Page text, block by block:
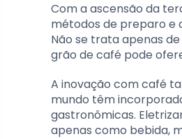
Com a ascensão da
métodos de preparo e
Não se trata apenas
grão de café pode
A inovação com café
mundo têm
gastronômicas.
apenas como bebida,